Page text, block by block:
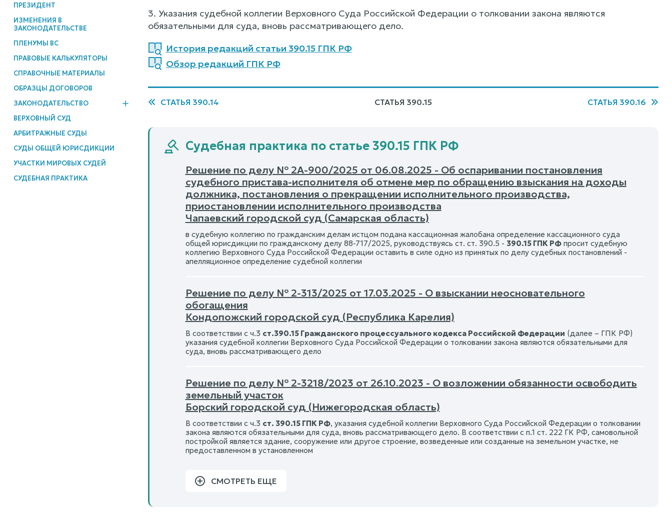
ПРЕЗИДЕНТ
ИЗМЕНЕНИЯ В
ЗАКОНОДАТЕЛЬСТВЕ
ПЛЕНУМЫ ВС
ПРАВОВЫЕ КАЛЬКУЛЯТОРЫ
СПРАВОЧНЫЕ МАТЕРИАЛЫ
ОБРАЗЦЫ ДОГОВОРОВ
ЗАКОНОДАТЕЛЬСТВО
ВЕРХОВНЫЙ СУД
АРБИТРАЖНЫЕ СУДЫ
СУДЫ ОБЩЕЙ ЮРИСДИКЦИИ
УЧАСТКИ МИРОВЫХ СУДЕЙ
СУДЕБНАЯ ПРАКТИКА
3. Указания судебной коллегии Верховного Суда Российской Федерации о толковании закона являются
обязательными для суда, вновь рассматривающего дело.
История редакций статьи 390.15 ГПК РФ
Обзор редакций ГПК РФ
СТАТЬЯ 390.14 СТАТЬЯ 390.15 СТАТЬЯ 390.16
Судебная практика по статье 390.15 ГПК РФ
Решение по делу № 2А-900/2025 от 06.08.2025 - Об оспаривании постановления
судебного пристава-исполнителя об отмене мер по обращению взыскания на доходы
должника, постановления о прекращении исполнительного производства,
приостановлении исполнительного производства
Чапаевский городской суд (Самарская область)
в судебную коллегию по гражданским делам истцом подана кассационная жалобана определение кассационного суда
общей юрисдикции по гражданскому делу 88-717/2025, руководствуясь ст. ст. 390.5 - 390.15 ГПК РФпросит судебную
коллегию Верховного Суда Российской Федерации оставить в силе одно из принятых по делу судебных постановлений -
апелляционное определение судебной коллегии
Решение по делу № 2-313/2025 от 17.03.2025 - О взыскании неосновательного
обогащения
Кондопожский городской суд (Республика Карелия)
В соответствии с ч.3 ст.390.15 Гражданского процессуального кодекса Российской Федерации (далее – ГПК РФ)
указания судебной коллегии Верховного Суда Российской Федерации о толковании закона являются обязательными для
суда, вновь рассматривающего дело
Решение по делу № 2-3218/2023 от 26.10.2023 - О возложении обязанности освободить
земельный участок
Борский городской суд (Нижегородская область)
В соответствии с ч.3 ст. 390.15 ГПК РФ, указания судебной коллегии Верховного Суда Российской Федерации о толковании
закона являются обязательными для суда, вновь рассматривающего дело. В соответствии с п.1 ст. 222 ГК РФ, самовольной
постройкой является здание, сооружение или другое строение, возведенные или созданные на земельном участке, не
предоставленном в установленном
СМОТРЕТЬ ЕЩЕ